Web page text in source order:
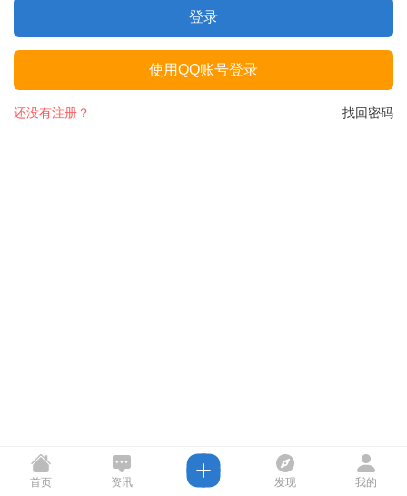
登录
使用QQ账号登录
找回密码
还没有注册？
首页 资讯 发现 我的